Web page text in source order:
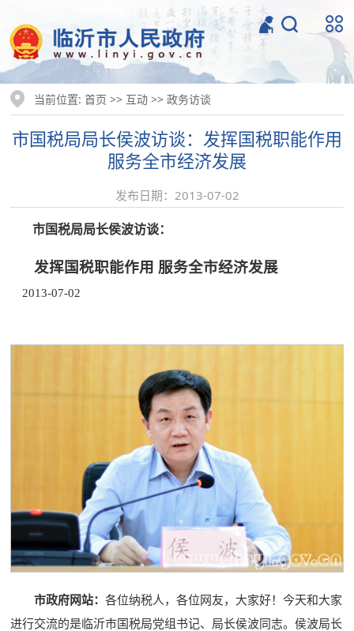
当前位置:首页 >> 互动 >>政务访谈
市国税局局长侯波访谈：发挥国税职能作用
服务全市经济发展
发布日期：2013-07-02
市国税局局长侯波访谈：
发挥国税职能作用 服务全市经济发展
2013-07-02
市政府网站：各位纳税人，各位网友，大家好！今天和大家
进行交流的是临沂市国税局党组书记、局长侯波同志。侯波局长